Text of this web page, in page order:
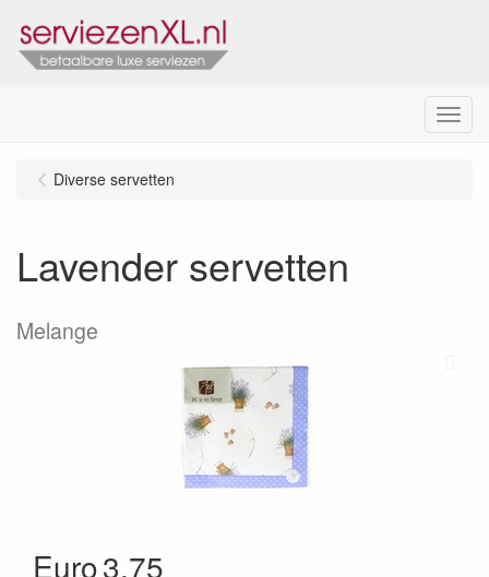
Menu
Diverse servetten
Lavender servetten
Melange
Euro3.75